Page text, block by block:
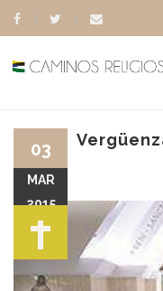
03
MAR
2015